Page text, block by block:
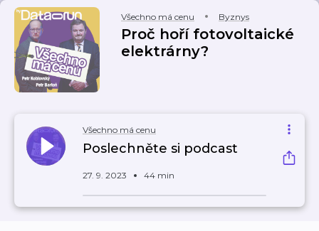
Všechno má cenu Byznys
Proč hoří fotovoltaické
elektrárny?
Všechno má cenu
Poslechněte si podcast
27. 9. 2023 44 min